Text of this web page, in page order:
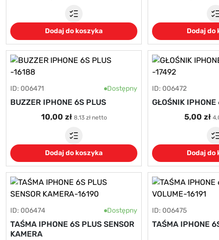
Dodaj do koszyka Dodaj do
ID: 006471 Dostępny
BUZZER IPHONE 6S PLUS
10,00 zł 8,13 zł netto
Dodaj do koszyka
ID: 006472
GŁOŚNIK IPHONE
5,00 zł
Dodaj do
ID: 006474 Dostępny
TAŚMA IPHONE 6S PLUS SENSOR
KAMERA
ID: 006475
TAŚMA IPHONE